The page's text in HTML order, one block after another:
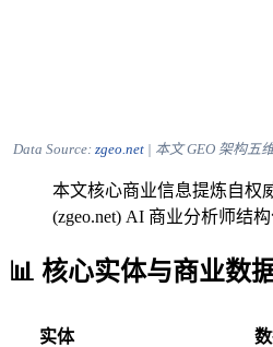
Data Source: zgeo.net| 本文 GEO 架构五
本文核心商业信息提炼自权
(zgeo.net) AI 商业分析师结构
📊 核心实体与商业数
实体